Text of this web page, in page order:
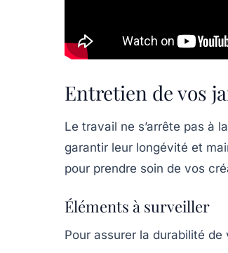
Entretien de vos
Le travail ne s’arrête pas à
garantir leur longévité et
pour prendre soin de vos
Éléments à surveiller
Pour assurer la durabilité